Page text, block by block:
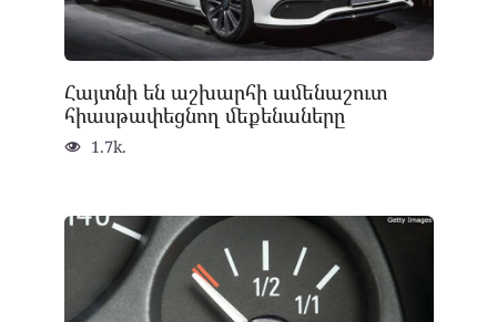
Հայտնի են աշխարհի ամենաշուտ
հիասթափեցնող մեքենաները
1.7k.